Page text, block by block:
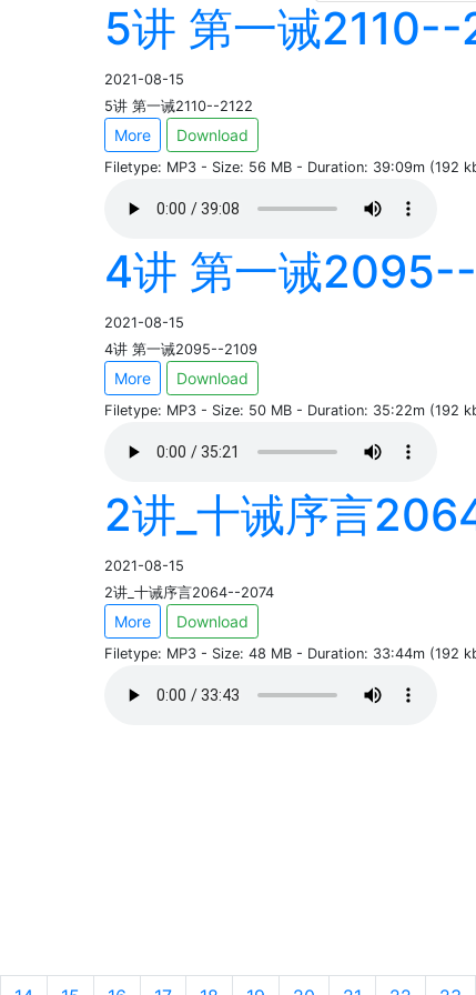
5讲 第一诫2110--
2021-08-15
5讲 第一诫2110--2122
More Download
Filetype: MP3 - Size: 56 MB - Duration: 39:09m (192
4讲 第一诫
2021-08-15
4讲 第一诫2095--2109
More Download
Filetype: MP3 - Size: 50 MB - Duration: 35:22m (192
2讲_十诫序言
2021-08-15
2讲_十诫序言2064--2074
More Download
Filetype: MP3 - Size: 48 MB - Duration: 33:44m (192